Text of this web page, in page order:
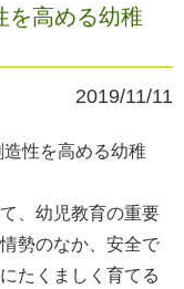
高める幼稚
2019/11/11
性を高める幼稚
、幼児教育の重要
勢のなか、安全で
たくましく育てる